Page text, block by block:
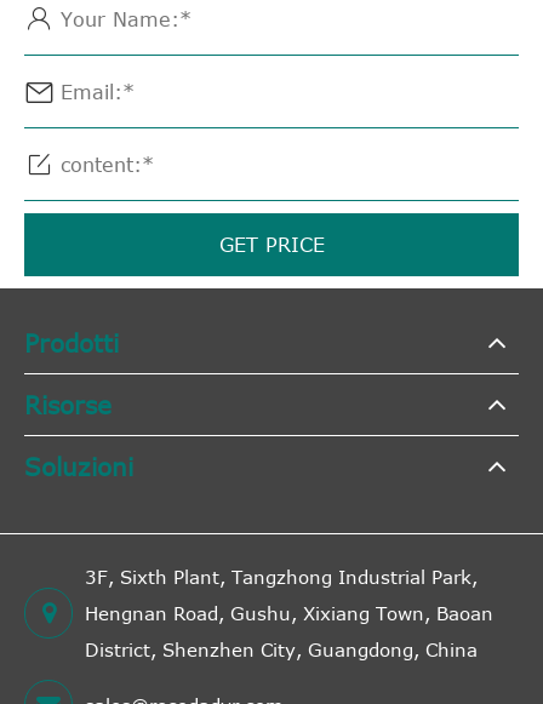



GET PRICE
Prodotti
Risorse
Soluzioni
3F, Sixth Plant, Tangzhong Industrial Park,
Hengnan Road, Gushu, Xixiang Town, Baoan
District, Shenzhen City, Guangdong, China